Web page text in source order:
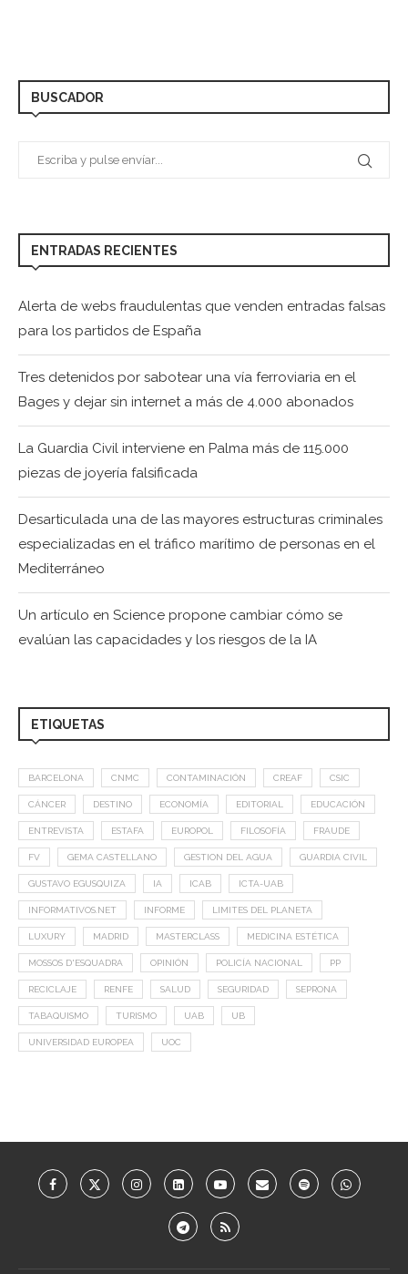
BUSCADOR
ENTRADAS RECIENTES
Alerta de webs fraudulentas que venden entradas falsas
para los partidos de España
Tres detenidos por sabotear una vía ferroviaria en el
Bages y dejar sin internet a más de 4.000 abonados
La Guardia Civil interviene en Palma más de 115.000
piezas de joyería falsificada
Desarticulada una de las mayores estructuras criminales
especializadas en el tráfico marítimo de personas en el
Mediterráneo
Un artículo en Science propone cambiar cómo se
evalúan las capacidades y los riesgos de la IA
ETIQUETAS
BARCELONA CNMC CONTAMINACIÓN CREAF CSIC
CÁNCER DESTINO ECONOMÍA EDITORIAL EDUCACIÓN
ENTREVISTA ESTAFA EUROPOL FILOSOFÍA FRAUDE
FV GEMA CASTELLANO GESTION DEL AGUA GUARDIA CIVIL
GUSTAVO EGUSQUIZA IA ICAB ICTA-UAB
INFORMATIVOS.NET INFORME LIMITES DEL PLANETA
LUXURY MADRID MASTERCLASS MEDICINA ESTÉTICA
MOSSOS D'ESQUADRA OPINIÓN POLICÍA NACIONAL PP
RECICLAJE RENFE SALUD SEGURIDAD SEPRONA
TABAQUISMO TURISMO UAB UB
UNIVERSIDAD EUROPEA UOC